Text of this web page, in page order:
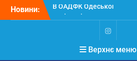
Новини:
Головистудентського
самоврядування
САМОВРЯДУВАННЯ
Instagram
Верхнє меню